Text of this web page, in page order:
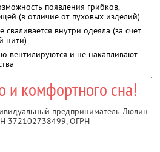
появления грибков,
(в отличие от пуховых изделий)
сваливается внутри одеяла (за счет
нити)
вентилируются и не накапливают
и комфортного сна!
предприниматель Люлин
372102738499, ОГРН